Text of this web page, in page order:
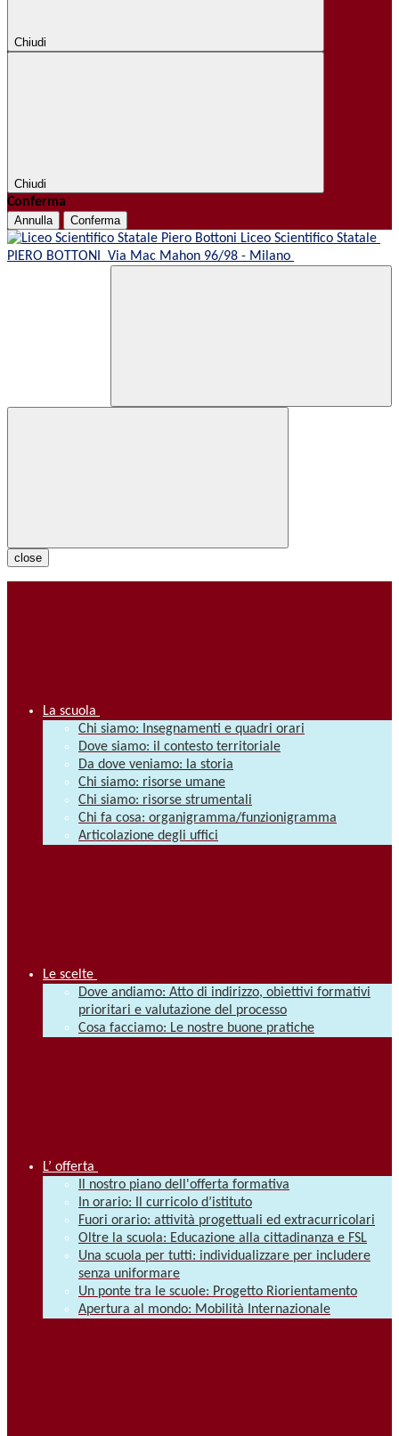
Chiudi
Chiudi
Conferma
Annulla Conferma
Liceo Scientifico Statale
PIERO BOTTONI Via Mac Mahon 96/98 - Milano
close
La scuola
Chi siamo: Insegnamenti e quadri orari
Dove siamo: il contesto territoriale
Da dove veniamo: la storia
Chi siamo: risorse umane
Chi siamo: risorse strumentali
Chi fa cosa: organigramma/funzionigramma
Articolazione degli uffici
Le scelte
Dove andiamo: Atto di indirizzo, obiettivi formativi
prioritari e valutazione del processo
Cosa facciamo: Le nostre buone pratiche
L’ offerta
Il nostro piano dell'offerta formativa
In orario: Il curricolo d’istituto
Fuori orario: attività progettuali ed extracurricolari
Oltre la scuola: Educazione alla cittadinanza e FSL
Una scuola per tutti: individualizzare per includere
senza uniformare
Un ponte tra le scuole: Progetto Riorientamento
Apertura al mondo: Mobilità Internazionale